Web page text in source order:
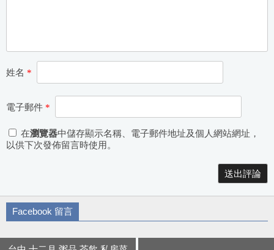
姓名 *
電子郵件 *
在瀏覽器中儲存顯示名稱、電子郵件地址及個人網站網址，
以供下次發佈留言時使用。
Facebook 留言